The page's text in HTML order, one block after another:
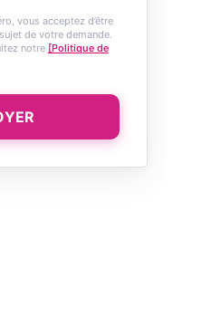
vous acceptez d’être
de votre demande.
notre [Politique de